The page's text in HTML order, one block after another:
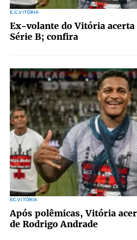
E.C.VITÓRIA
Ex-volante do Vitória acerta
Série B; confira
EC.VITÓRIA
Após polêmicas, Vitória
de Rodrigo Andrade